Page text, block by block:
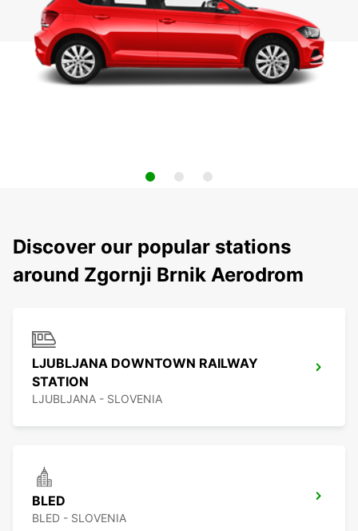
Discover our popular stations
around Zgornji Brnik Aerodrom
LJUBLJANA DOWNTOWN RAILWAY
STATION
LJUBLJANA - SLOVENIA
BLED
BLED - SLOVENIA